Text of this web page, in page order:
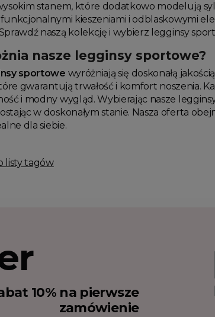
stanem, które dodatkowo modelują
kieszeniami i odblaskowymi
naszą kolekcję i wybierz legginsy
nasze legginsy sportowe?
sportowe wyróżniają się doskonałą
gwarantują trwałość i komfort noszenia.
i modny wygląd. Wybierając nasze
w doskonałym stanie. Nasza oferta
dla siebie.
listy tagów
10% na pierwsze
zamówienie